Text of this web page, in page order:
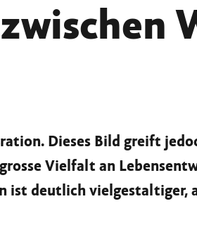
Dieses Bild greift
Vielfalt an
ist deutlich vielgestaltiger,